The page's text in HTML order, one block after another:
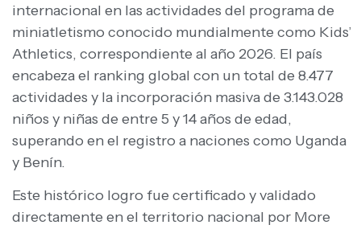
internacional en las actividades del programa de
miniatletismo conocido mundialmente como Kids’
Athletics, correspondiente al año 2026. El país
encabeza el ranking global con un total de 8.477
actividades y la incorporación masiva de 3.143.028
niños y niñas de entre 5 y 14 años de edad,
superando en el registro a naciones como Uganda
y Benín.
Este histórico logro fue certificado y validado
directamente en el territorio nacional por More